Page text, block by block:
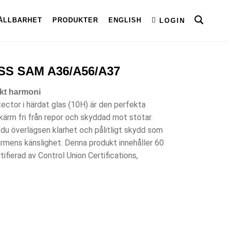
LOGIN
PRODUKTER ENGLISH
SAM A36/A56/A37
harmoni
i härdat glas (10H) är den perfekta
fri från repor och skyddad mot stötar.
överlägsen klarhet och pålitligt skydd som
känslighet. Denna produkt innehåller 60
av Control Union Certifications,